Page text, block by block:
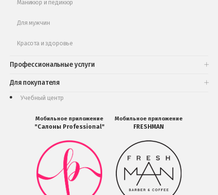
Маникюр и педикюр
Для мужчин
Красота и здоровье
Профессиональные услуги
Для покупателя
Учебный центр
Мобильное приложение
"Салоны Professional"
Мобильное
приложение
Салоны
Professional
загрузить
в
Google
Мобильное приложение
FRESHMAN
Мобильное
приложение
FRESHMAN
в
Google
Play